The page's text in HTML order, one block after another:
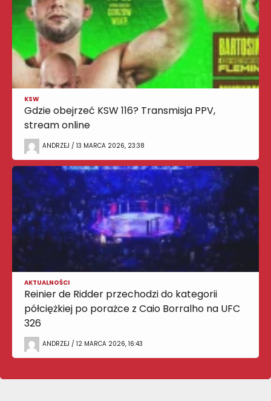
KSW
Gdzie obejrzeć KSW 116? Transmisja PPV,
stream online
ANDRZEJ / 13 MARCA 2026, 23:38
AKTUALNOŚCI
Reinier de Ridder przechodzi do kategorii
półciężkiej po porażce z Caio Borralho na UFC
326
ANDRZEJ / 12 MARCA 2026, 16:43